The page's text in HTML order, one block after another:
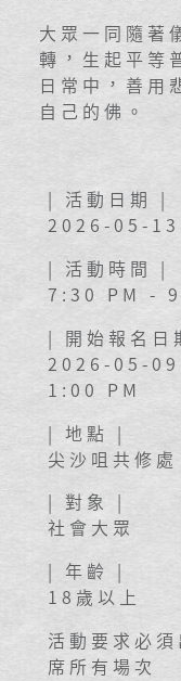
大眾一同隨著
轉，生起平等
日常中，善用
自己的佛。
| 活動日期 |
2026-05-13
| 活動時間 |
7:30 PM -
| 開始報名日
2026-05-
1:00 PM
| 地點 |
尖沙咀共修
| 對象 |
社會大眾
| 年齡 |
18歲以上
活動要求必須
席所有場次